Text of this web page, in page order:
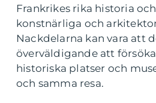
Frankrikes rika historia
konstnärliga och
Nackdelarna kan vara att
överväldigande att
historiska platser och
och samma resa.